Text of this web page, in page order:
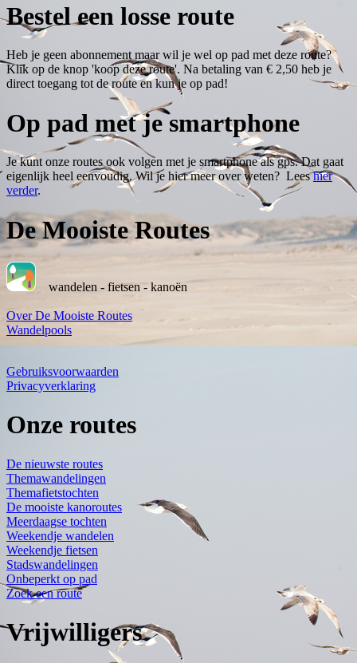
Bestel een losse route
Heb je geen abonnement maar wil je wel op pad met deze route?
Klik op de knop 'koop deze route'. Na betaling van € 2,50 heb je
direct toegang tot de route en kun je op pad!
Op pad met je smartphone
Je kunt onze routes ook volgen met je smartphone als gps. Dat gaat
eigenlijk heel eenvoudig. Wil je hier meer over weten? Leeshier
verder.
De Mooiste Routes
wandelen - fietsen - kanoën
Over De Mooiste Routes
Wandelpools
Gebruiksvoorwaarden
Privacyverklaring
Onze routes
De nieuwste routes
Themawandelingen
Themafietstochten
De mooiste kanoroutes
Meerdaagse tochten
Weekendje wandelen
Weekendje fietsen
Stadswandelingen
Onbeperkt op pad
Zoek een route
Vrijwilligers